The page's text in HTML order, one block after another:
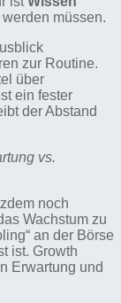
müssen.
zur Routine.
über
ein fester
der Abstand
vs.
noch
Wachstum zu
an der Börse
ist. Growth
Erwartung und